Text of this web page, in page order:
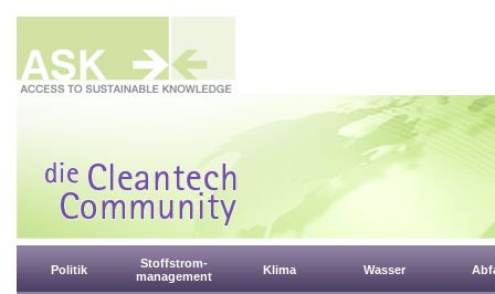
Politik
Stoffstrom-
management
Klima Wasser